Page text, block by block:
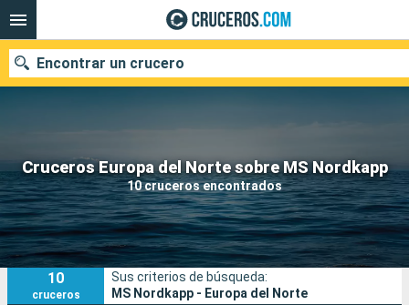
Cruceros Europa del Norte sobre MS Nordkapp
10 cruceros encontrados
Encontrar un crucero
Nuestros destinos
Fecha de salida
Puertos Compañías
Buscar
10
cruceros
Sus criterios de búsqueda:
MS Nordkapp - Europa del Norte